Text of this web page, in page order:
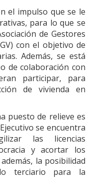
el impulso que se le
para lo que se
de Gestores
con el objetivo de
Además, se está
de colaboración con
participar, para
de vivienda en
puesto de relieve es
se encuentra
las licencias
y acortar los
la posibilidad
terciario para la